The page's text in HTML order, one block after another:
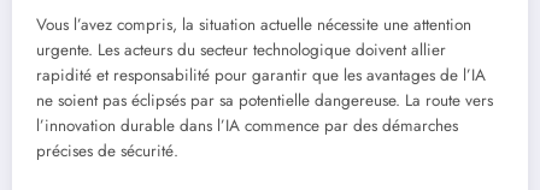
Vous l’avez compris, la situation actuelle nécessite une attention
urgente. Les acteurs du secteur technologique doivent allier
rapidité et responsabilité pour garantir que les avantages de l’IA
ne soient pas éclipsés par sa potentielle dangereuse. La route vers
l’innovation durable dans l’IA commence par des démarches
précises de sécurité.